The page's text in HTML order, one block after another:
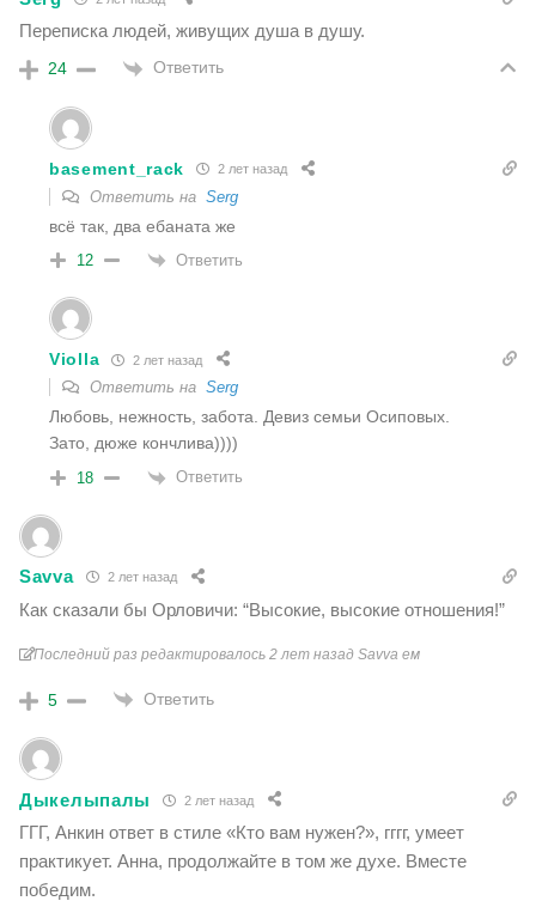
Переписка людей, живущих душа в душу.
24 Ответить
basement_rack 2 лет назад
Ответить на Serg
всё так, два ебаната же
12 Ответить
Violla 2 лет назад
Ответить на Serg
Любовь, нежность, забота. Девиз семьи Осиповых.
Зато, дюже кончлива))))
18 Ответить
Savva 2 лет назад
Как сказали бы Орловичи: “Высокие, высокие отношения!”
Последний раз редактировалось 2 лет назад Savva ем
5 Ответить
Дыкелыпалы 2 лет назад
ГГГ, Анкин ответ в стиле «Кто вам нужен?», гггг, умеет
практикует. Анна, продолжайте в том же духе. Вместе
победим.